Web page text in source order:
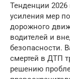
Тенденции
усиления мер
дорожного
водителей и
безопасности.
смертей в ДТП
решению